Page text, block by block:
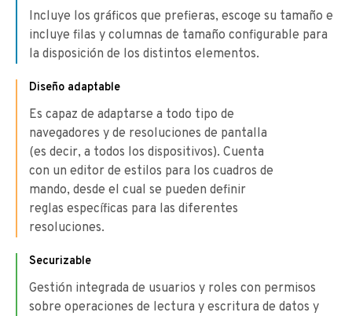
Incluye los gráficos que prefieras, escoge su tamaño e
incluye filas y columnas de tamaño configurable para
la disposición de los distintos elementos.
Diseño adaptable
Es capaz de adaptarse a todo tipo de
navegadores y de resoluciones de pantalla
(es decir, a todos los dispositivos). Cuenta
con un editor de estilos para los cuadros de
mando, desde el cual se pueden definir
reglas específicas para las diferentes
resoluciones.
Securizable
Gestión integrada de usuarios y roles con permisos
sobre operaciones de lectura y escritura de datos y